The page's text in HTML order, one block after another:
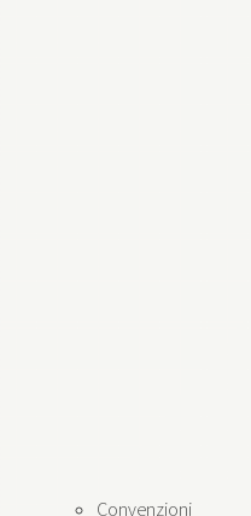
Convenzioni